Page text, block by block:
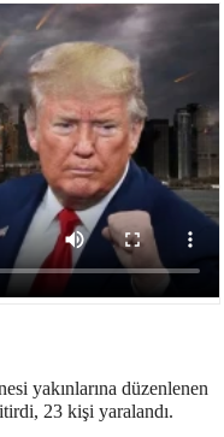
yakınlarına düzenlenen
23 kişi yaralandı.